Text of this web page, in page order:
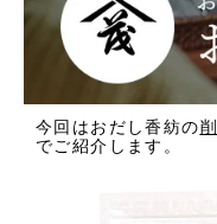
今回はおだし香紡の
でご紹介します。